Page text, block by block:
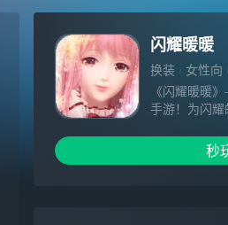
闪耀暖暖
换装 女性向
《闪耀暖暖
手游！为闪耀
千种3D材质
秒